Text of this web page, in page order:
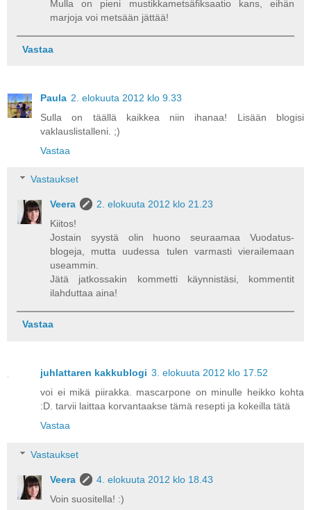
Mulla on pieni mustikkametsäfiksaatio kans, eihän
marjoja voi metsään jättää!
Vastaa
Paula 2. elokuuta 2012 klo 9.33
Sulla on täällä kaikkea niin ihanaa! Lisään blogisi
vaklauslistalleni. ;)
Vastaa
Vastaukset
Veera
2. elokuuta 2012 klo 21.23
Kiitos!
Jostain syystä olin huono seuraamaa Vuodatus-
blogeja, mutta uudessa tulen varmasti vierailemaan
useammin.
Jätä jatkossakin kommetti käynnistäsi, kommentit
ilahduttaa aina!
Vastaa
juhlattaren kakkublogi 3. elokuuta 2012 klo 17.52
voi ei mikä piirakka. mascarpone on minulle heikko kohta
:D. tarvii laittaa korvantaakse tämä resepti ja kokeilla tätä
Vastaa
Vastaukset
Veera
4. elokuuta 2012 klo 18.43
Voin suositella! :)